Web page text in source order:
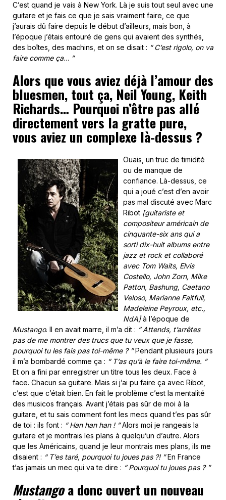
C’est quand je vais à New York. Là je suis tout seul avec une
guitare et je fais ce que je sais vraiment faire, ce que
j’aurais dû faire depuis le début d’ailleurs, mais bon, à
l’époque j’étais entouré de gens qui avaient des synthés,
des boîtes, des machins, et on se disait : “ C’est rigolo, on va
faire comme ça… ”
Alors que vous aviez déjà l’amour des
bluesmen, tout ça, Neil Young, Keith
Richards… Pourquoi n’être pas allé
directement vers la gratte pure,
vous aviez un complexe là-dessus ?
Ouais, un truc de timidité
ou de manque de
confiance. Là-dessus, ce
qui a joué c’est d’en avoir
pas mal discuté avec Marc
Ribot [guitariste et
compositeur américain de
cinquante-six ans qui a
sorti dix-huit albums entre
jazz et rock et collaboré
avec Tom Waits, Elvis
Costello, John Zorn, Mike
Patton, Bashung, Caetano
Veloso, Marianne Faitfull,
Madeleine Peyroux, etc.,
NdA]à l’époque de
Mustango. Il en avait marre, il m’a dit : “ Attends, t’arrêtes
pas de me montrer des trucs que tu veux que je fasse,
pourquoi tu les fais pas toi-même ? ”Pendant plusieurs jours
il m’a bombardé comme ça : “ T’as qu’à le faire toi-même. ”
Et on a fini par enregistrer un titre tous les deux. Face à
face. Chacun sa guitare. Mais si j’ai pu faire ça avec Ribot,
c’est que c’était bien. En fait le problème c’est la mentalité
des musicos français. Avant j’étais pas sûr de moi à la
guitare, et tu sais comment font les mecs quand t’es pas sûr
de toi : ils font : “ Han han han ! ”Alors moi je rangeais la
guitare et je montrais les plans à quelqu’un d’autre. Alors
que les Américains, quand je leur montrais mes plans, ils me
disaient : “ T’es taré, pourquoi tu joues pas ?! ”En France
t’as jamais un mec qui va te dire : “ Pourquoi tu joues pas ? ”
Mustangoa donc ouvert un nouveau